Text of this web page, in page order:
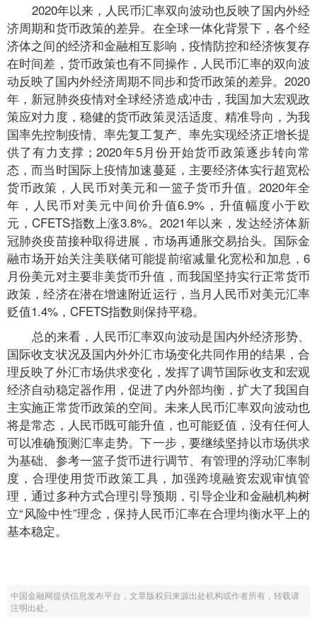
2020年以来，人民币汇率双向波动也反映了国内外经
济周期和货币政策的差异。在全球一体化背景下，各个经
济体之间的经济和金融相互影响，疫情防控和经济恢复存
在时间差，货币政策也有不同操作，人民币汇率的双向波
动反映了国内外经济周期不同步和货币政策的差异。2020
年，新冠肺炎疫情对全球经济造成冲击，我国加大宏观政
策应对力度，稳健的货币政策灵活适度、精准导向，为我
国率先控制疫情、率先复工复产、率先实现经济正增长提
供了有力支撑；2020年5月份开始货币政策逐步转向常
态，而当时国际上疫情加速蔓延，主要经济体实行超宽松
货币政策，人民币对美元和一篮子货币升值。2020年全
年，人民币对美元中间价升值6.9%，升值幅度小于欧
元，CFETS指数上涨3.8%。2021年以来，发达经济体新
冠肺炎疫苗接种取得进展，市场再通胀交易抬头。国际金
融市场开始关注美联储可能提前缩减量化宽松和加息，6
月份美元对主要非美货币升值，而我国坚持实行正常货币
政策，经济在潜在增速附近运行，当月人民币对美元汇率
贬值1.4%，CFETS指数则保持平稳。
总的来看，人民币汇率双向波动是国内外经济形势、
国际收支状况及国内外外汇市场变化共同作用的结果，合
理反映了外汇市场供求变化，发挥了调节国际收支和宏观
经济自动稳定器作用，促进了内外部均衡，扩大了我国自
主实施正常货币政策的空间。未来人民币汇率双向波动也
将是常态，人民币既可能升值，也可能贬值，没有任何人
可以准确预测汇率走势。下一步，要继续坚持以市场供求
为基础、参考一篮子货币进行调节、有管理的浮动汇率制
度，合理使用货币政策工具，加强跨境融资宏观审慎管
理，通过多种方式合理引导预期，引导企业和金融机构树
立“风险中性”理念，保持人民币汇率在合理均衡水平上的
基本稳定。
中国金融网提供信息发布平台，文章版权归来源出处机构或作者所有，转载请
注明出处。